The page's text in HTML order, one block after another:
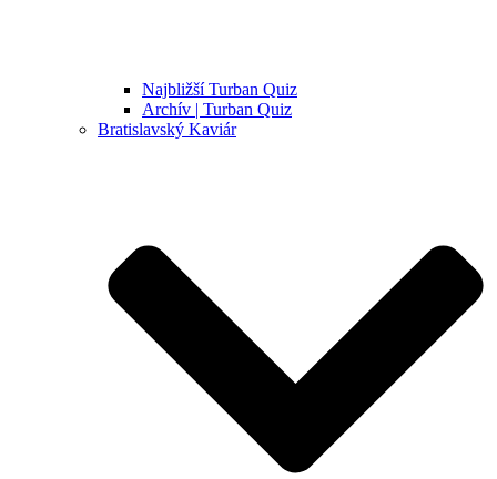
Najbližší Turban Quiz
Archív | Turban Quiz
Bratislavský Kaviár